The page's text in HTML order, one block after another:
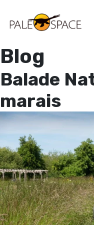
Blog
Balade
marais